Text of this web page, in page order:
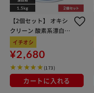
【2個セット】 オキシ
クリーン 酸素系漂白剤
1.5kg
イチオシ
¥2,680
(173)
カートに入れる